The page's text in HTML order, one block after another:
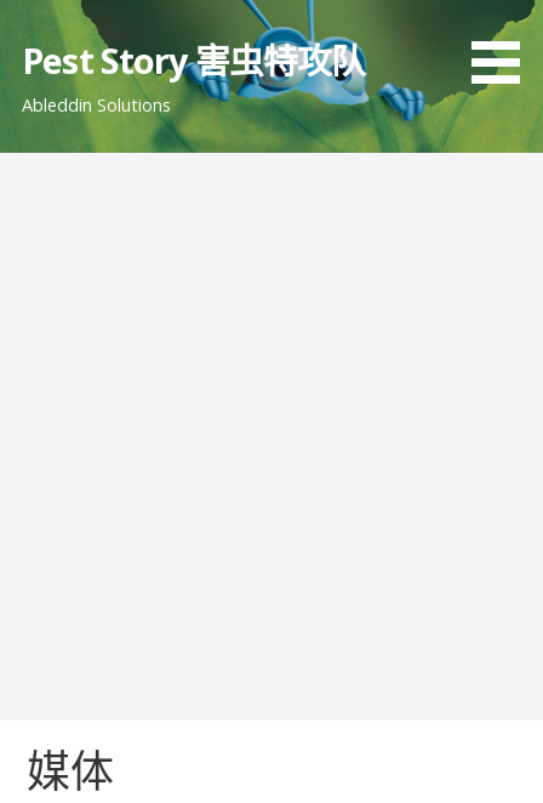
Pest Story 害虫特攻队
Ableddin Solutions
媒体